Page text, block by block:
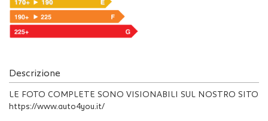
Descrizione
LE FOTO COMPLETE SONO VISIONABILI SUL NOSTRO SITO
https://www.auto4you.it/